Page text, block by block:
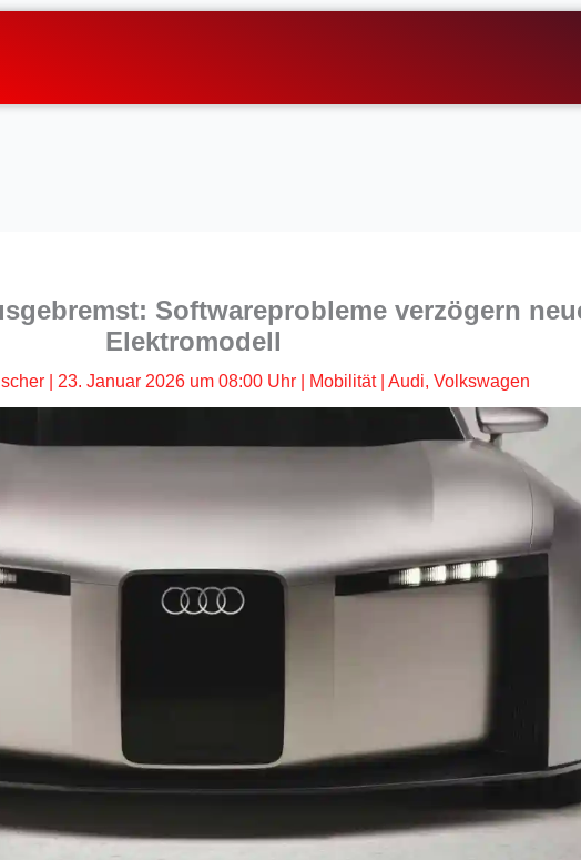
Softwareprobleme verzögern
Elektromodell
23. Januar 2026 um 08:00 Uhr| Mobilität| Audi, Volkswagen